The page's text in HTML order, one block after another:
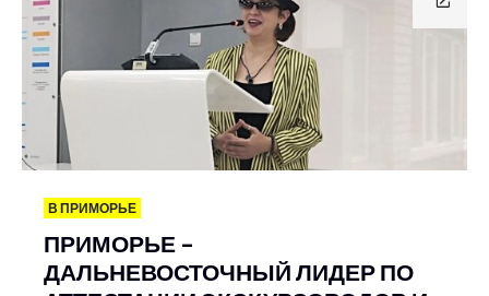
В ПРИМОРЬЕ
ПРИМОРЬЕ –
ДАЛЬНЕВОСТОЧНЫЙ ЛИДЕР ПО